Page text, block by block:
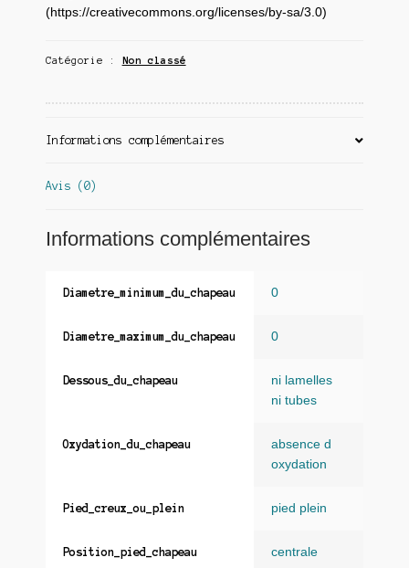
(https://creativecommons.org/licenses/by-sa/3.0)
Catégorie : Non classé
Informations complémentaires
Avis (0)
Informations complémentaires
Diametre_minimum_du_chapeau 0
Diametre_maximum_du_chapeau 0
Dessous_du_chapeau
ni lamelles
ni tubes
Oxydation_du_chapeau
absence d
oxydation
Pied_creux_ou_plein pied plein
Position_pied_chapeau centrale